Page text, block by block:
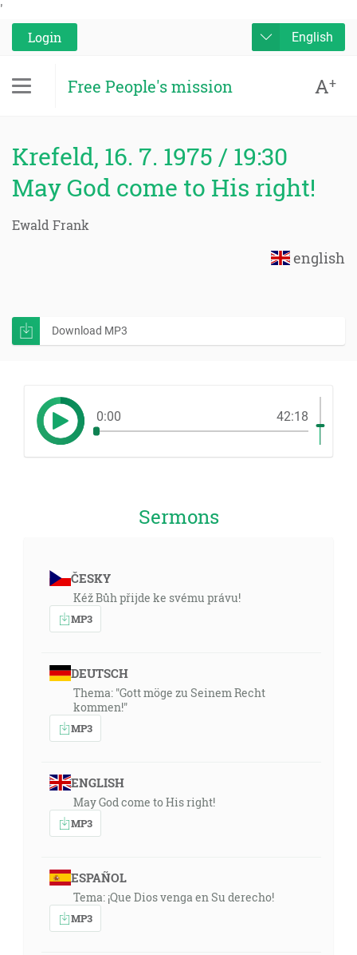
'
Login
English
Free People's mission A+
Krefeld, 16. 7. 1975 / 19:30
May God come to His right!
Ewald Frank
english
Download MP3
0:00 42:18
Sermons
ČESKY
Kéž Bůh přijde ke svému právu!
MP3
DEUTSCH
Thema: "Gott möge zu Seinem Recht
kommen!"
MP3
ENGLISH
May God come to His right!
MP3
ESPAÑOL
Tema: ¡Que Dios venga en Su derecho!
MP3